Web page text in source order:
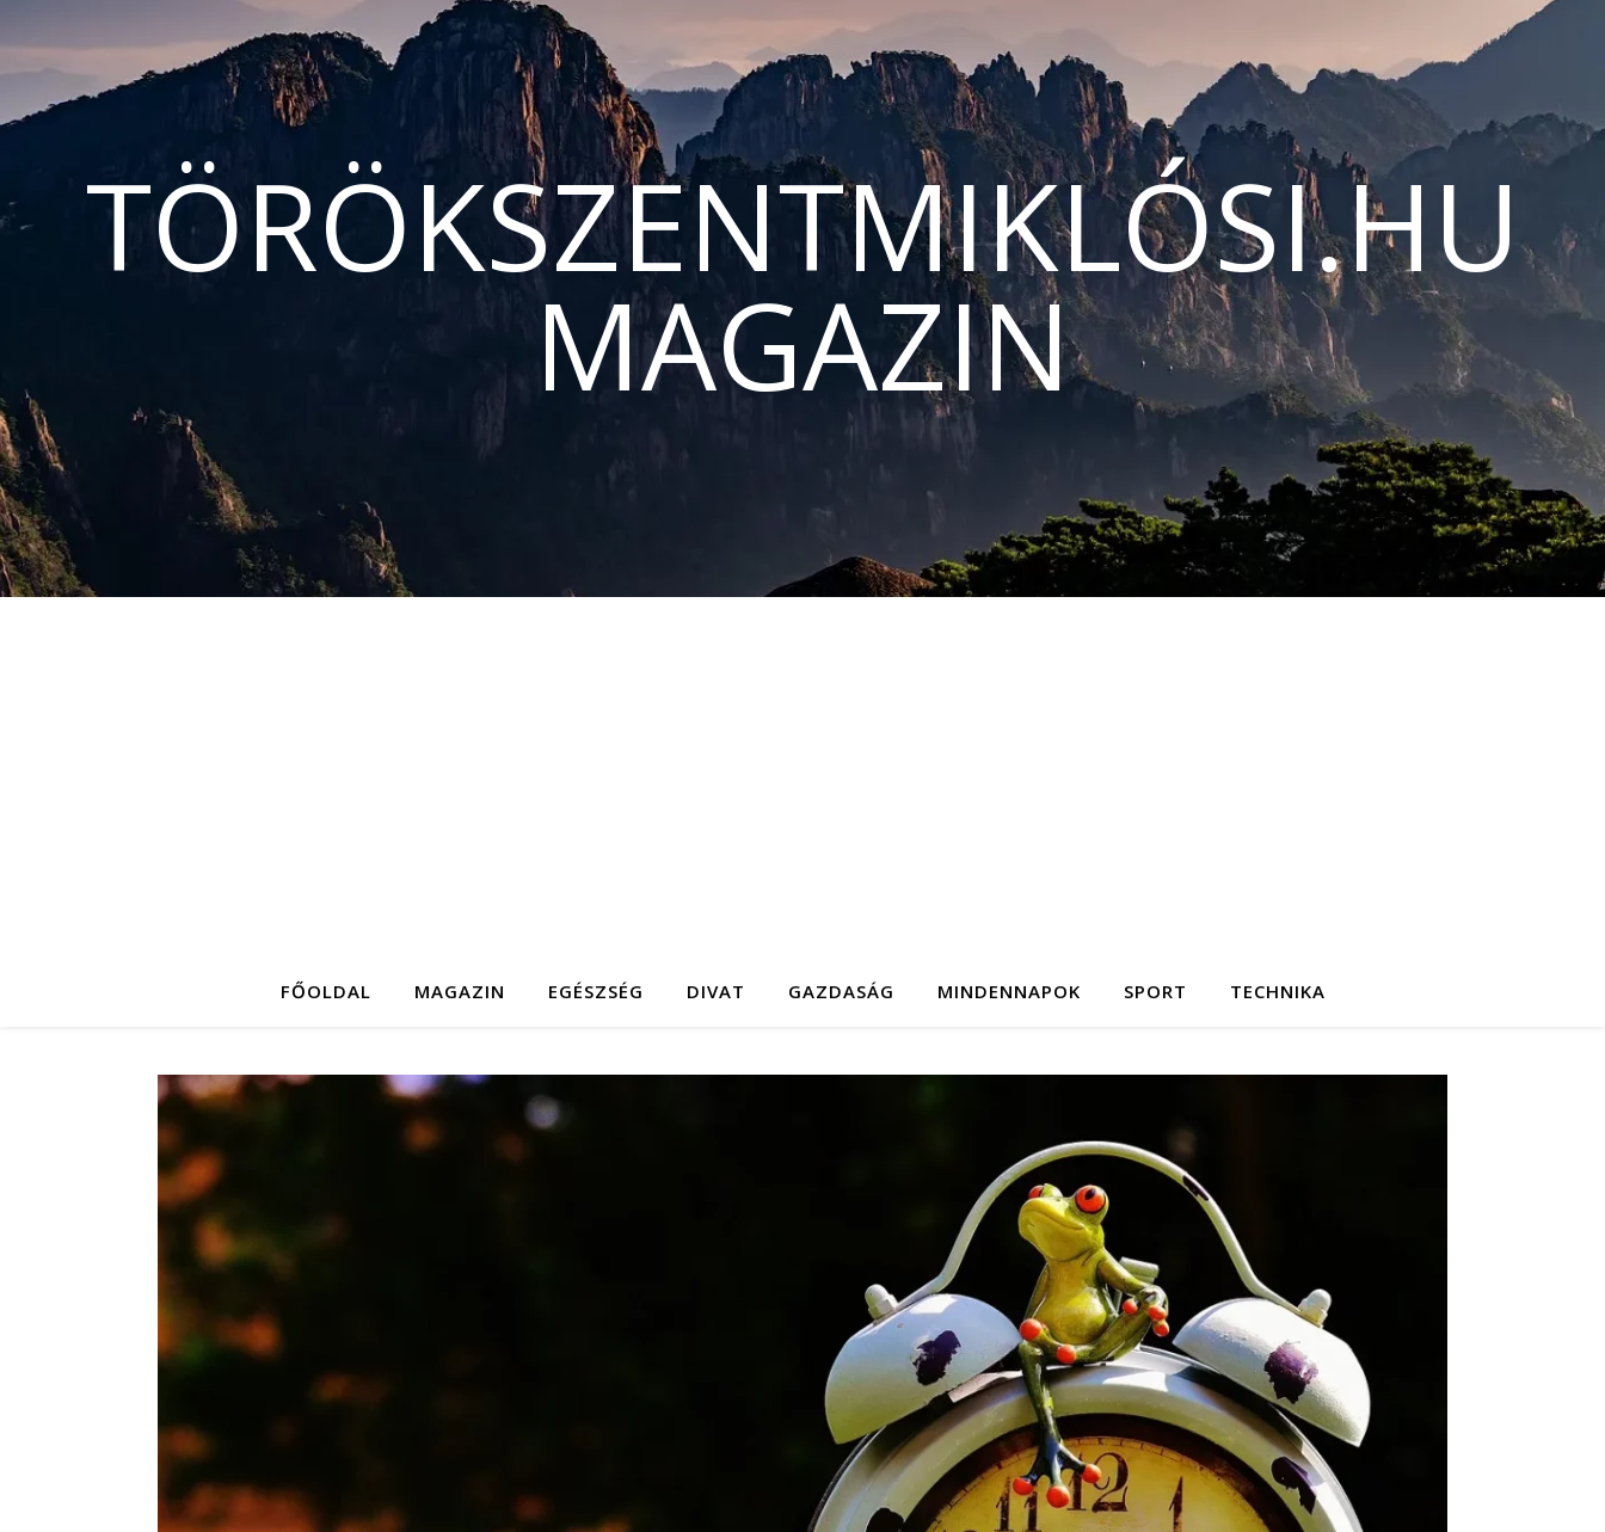
TÖRÖKSZENTMIKLÓSI.HU
MAGAZIN
FŐOLDAL MAGAZIN EGÉSZSÉG DIVAT GAZDASÁG MINDENNAPOK SPORT TECHNIKA